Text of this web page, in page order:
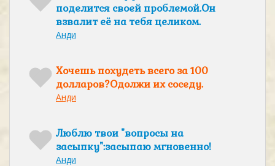
поделится своей проблемой.Он
взвалит её на тебя целиком.
Анди
Хочешь похудеть всего за 100
долларов?Одолжи их соседу.
Анди
Люблю твои "вопросы на
засыпку":засыпаю мгновенно!
Анди